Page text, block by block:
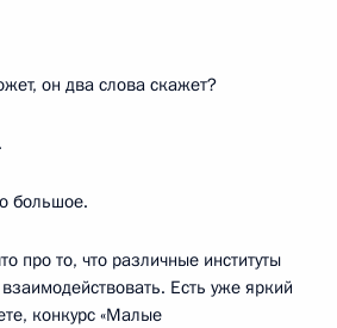
он два слова скажет?
большое.
про то, что различные институты
Есть уже яркий
конкурс «Малые